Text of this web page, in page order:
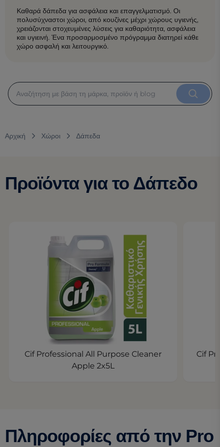
Καθαρά δάπεδα για ασφάλεια και επαγγελματισμό. Οι
πολυσύχναστοι χώροι, από κουζίνες μέχρι χώρους υγιενής,
χρειάζονται στοχευμένες λύσεις για καθαριότητα, ασφάλεια
και υγιεινή. Ένα προσαρμοσμένο πρόγραμμα διατηρεί κάθε
χώρο ασφαλή και λειτουργικό.
Αρχική Χώροι Δάπεδα
Προϊόντα για το Δάπεδο
Cif Professional All Purpose Cleaner
Apple 2x5L
Cif
Πληροφορίες από την Pro